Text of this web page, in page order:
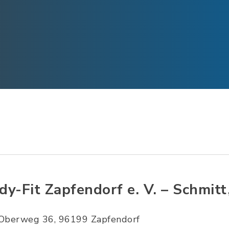
Fit Zapfendorf e. V. –
36, 96199 Zapfendorf